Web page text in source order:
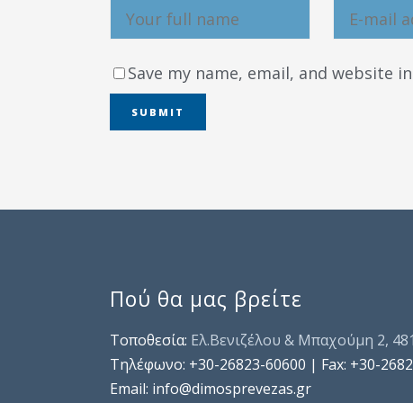
Save my name, email, and website
Πού θα μας βρείτε
Τοποθεσία: Ελ.Βενιζέλου & Μπαχούμη 2,
Τηλέφωνo: +30-26823-60600 | Fax: +30-
Email: info@dimosprevezas.gr